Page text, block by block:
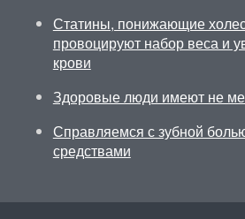
Статины, понижающие
провоцируют набор веса и
крови
Здоровые люди имеют не
Справляемся с зубной
средствами